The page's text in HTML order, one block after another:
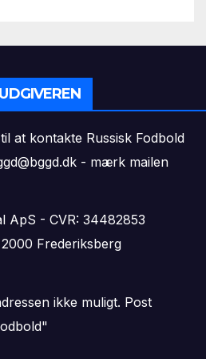
at kontakte Russisk Fodbold
- mærk mailen
ApS - CVR: 34482853
Frederiksberg
ikke muligt. Post